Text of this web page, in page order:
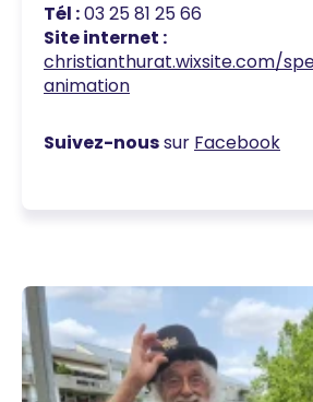
Tél :03 25 81 25 66
Site internet :
christianthurat.wixsite.com/
animation
Suivez-noussur Facebook